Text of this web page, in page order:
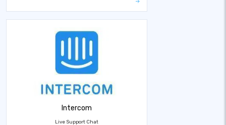
Intercom
Live Support Chat